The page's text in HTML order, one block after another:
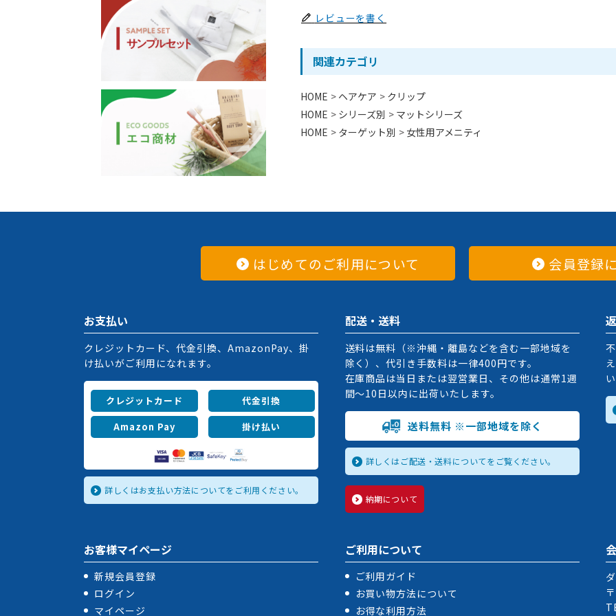
レビューを書く
関連カテゴリ
HOME ヘアケア
クリップ
HOME
シリーズ別
マットシリーズ
HOME
ターゲット別 女性用アメニティ
はじめてのご利用について 会員登録
お支払い
クレジットカード、代金引換、AmazonPay、掛
け払いがご利用になれます。
クレジットカード
代金引換
Amazon Pay
掛け払い
詳しくはお支払い方法についてをご利用ください。
配送・送料
送料は無料（※沖縄・離島などを含む一部地域を
除く）、代引き手数料は一律400円です。
在庫商品は当日または翌営業日、その他は通常1週
間〜10日以内に出荷いたします。
送料無料 ※一部地域を除く
詳しくはご配送・送料についてをご覧ください。
納期について
お客様マイページ
新規会員登録
ログイン
マイページ
ご利用について
ご利用ガイド
お買い物方法について
お得な利用方法